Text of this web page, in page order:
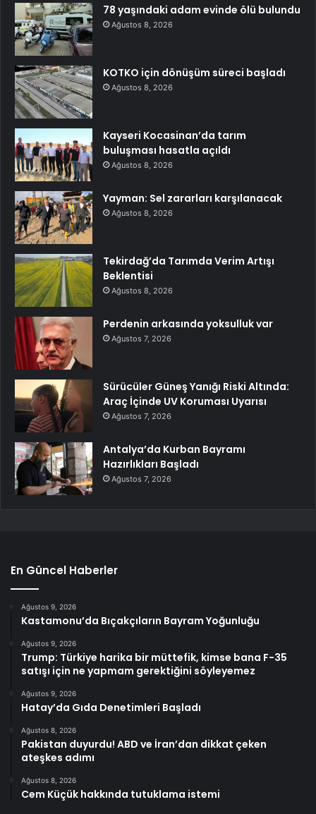
78 yaşındaki adam evinde ölü bulundu
Ağustos 8, 2026
KOTKO için dönüşüm süreci başladı
Ağustos 8, 2026
Kayseri Kocasinan’da tarım
buluşması hasatla açıldı
Ağustos 8, 2026
Yayman: Sel zararları karşılanacak
Ağustos 8, 2026
Tekirdağ’da Tarımda Verim Artışı
Beklentisi
Ağustos 8, 2026
Perdenin arkasında yoksulluk var
Ağustos 7, 2026
Sürücüler Güneş Yanığı Riski Altında:
Araç İçinde UV Koruması Uyarısı
Ağustos 7, 2026
Antalya’da Kurban Bayramı
Hazırlıkları Başladı
Ağustos 7, 2026
En Güncel Haberler
Ağustos 9, 2026
Kastamonu’da Bıçakçıların Bayram Yoğunluğu
Ağustos 9, 2026
Trump: Türkiye harika bir müttefik, kimse bana F-35
satışı için ne yapmam gerektiğini söyleyemez
Ağustos 9, 2026
Hatay’da Gıda Denetimleri Başladı
Ağustos 8, 2026
Pakistan duyurdu! ABD ve İran’dan dikkat çeken
ateşkes adımı
Ağustos 8, 2026
Cem Küçük hakkında tutuklama istemi